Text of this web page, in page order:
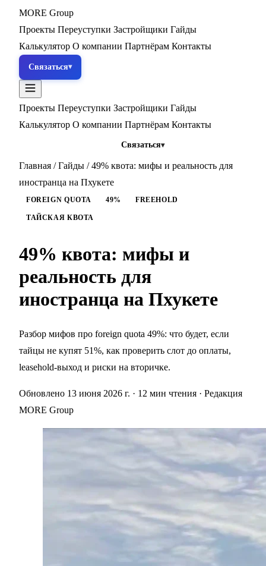
MORE Group
Проекты Переуступки Застройщики Гайды
Калькулятор О компании Партнёрам Контакты
Связаться
Проекты Переуступки Застройщики Гайды
Калькулятор О компании Партнёрам Контакты
Связаться
Главная / Гайды / 49% квота: мифы и реальность для
иностранца на Пхукете
FOREIGN QUOTA 49% FREEHOLD
ТАЙСКАЯ КВОТА
49% квота: мифы и
реальность для
иностранца на Пхукете
Разбор мифов про foreign quota 49%: что будет, если
тайцы не купят 51%, как проверить слот до оплаты,
leasehold-выход и риски на вторичке.
Обновлено 13 июня 2026 г. · 12 мин чтения · Редакция
MORE Group